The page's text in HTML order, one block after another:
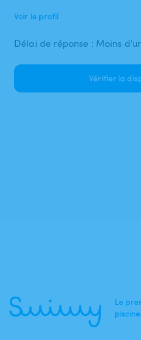
Voir le profil
Délai de réponse : Moins
Vérifier la
Le